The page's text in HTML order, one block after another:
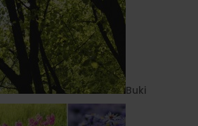
Buki